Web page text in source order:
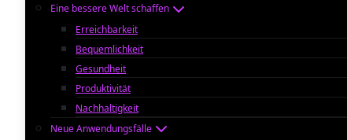
Eine bessere Welt schaffen
Erreichbarkeit
Bequemlichkeit
Gesundheit
Produktivität
Nachhaltigkeit
Neue Anwendungsfälle